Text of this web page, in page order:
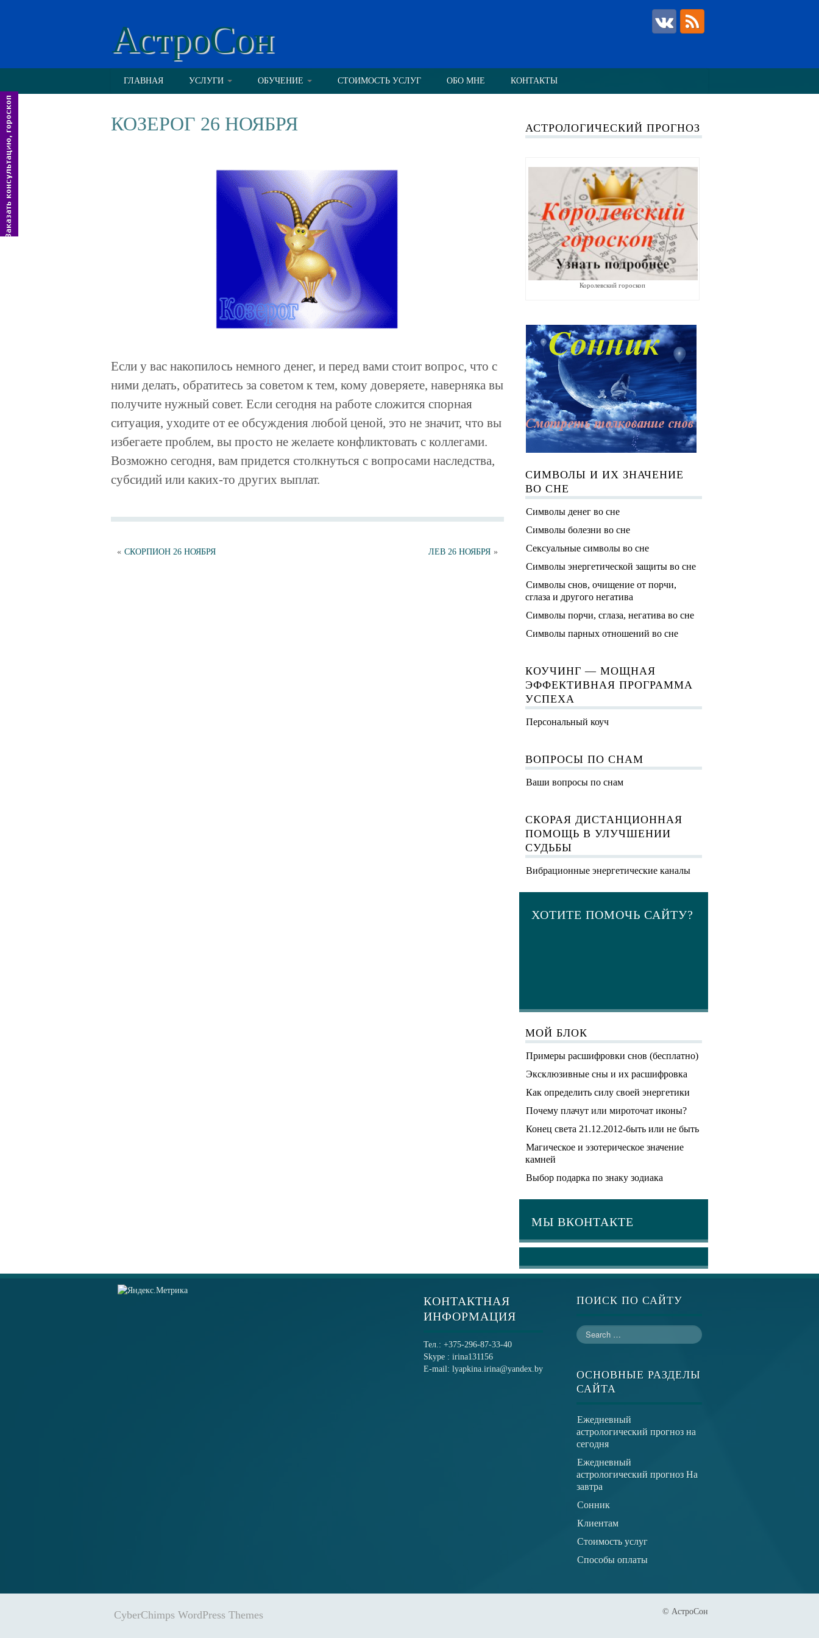
АстроСон
ГЛАВНАЯ УСЛУГИ ОБУЧЕНИЕ СТОИМОСТЬ УСЛУГ ОБО МНЕ КОНТАКТЫ
КОЗЕРОГ 26 НОЯБРЯ
Если у вас накопилось немного денег, и перед вами стоит вопрос, что с
ними делать, обратитесь за советом к тем, кому доверяете, наверняка вы
получите нужный совет. Если сегодня на работе сложится спорная
ситуация, уходите от ее обсуждения любой ценой, это не значит, что вы
избегаете проблем, вы просто не желаете конфликтовать с коллегами.
Возможно сегодня, вам придется столкнуться с вопросами наследства,
субсидий или каких-то других выплат.
« СКОРПИОН 26 НОЯБРЯ ЛЕВ 26 НОЯБРЯ »
АСТРОЛОГИЧЕСКИЙ ПРОГНОЗ
Королевский гороскоп
СИМВОЛЫ И ИХ ЗНАЧЕНИЕ
ВО СНЕ
Символы денег во сне
Символы болезни во сне
Сексуальные символы во сне
Символы энергетической защиты во сне
Символы снов, очищение от порчи,
сглаза и другого негатива
Символы порчи, сглаза, негатива во сне
Символы парных отношений во сне
КОУЧИНГ — МОЩНАЯ
ЭФФЕКТИВНАЯ ПРОГРАММА
УСПЕХА
Персональный коуч
ВОПРОСЫ ПО СНАМ
Ваши вопросы по снам
СКОРАЯ ДИСТАНЦИОННАЯ
ПОМОЩЬ В УЛУЧШЕНИИ
СУДЬБЫ
Вибрационные энергетические каналы
ХОТИТЕ ПОМОЧЬ САЙТУ?
МОЙ БЛОК
Примеры расшифровки снов (бесплатно)
Эксклюзивные сны и их расшифровка
Как определить силу своей энергетики
Почему плачут или мироточат иконы?
Конец света 21.12.2012-быть или не быть
Магическое и эзотерическое значение
камней
Выбор подарка по знаку зодиака
МЫ ВКОНТАКТЕ
КОНТАКТНАЯ
ИНФОРМАЦИЯ
Тел.: +375-296-87-33-40
Skype : irina131156
E-mail: lyapkina.irina@yandex.by
ПОИСК ПО САЙТУ
ОСНОВНЫЕ РАЗДЕЛЫ
САЙТА
Ежедневный
астрологический прогноз на
сегодня
Ежедневный
астрологический прогноз На
завтра
Сонник
Клиентам
Стоимость услуг
Способы оплаты
CyberChimps WordPress Themes © АстроСон